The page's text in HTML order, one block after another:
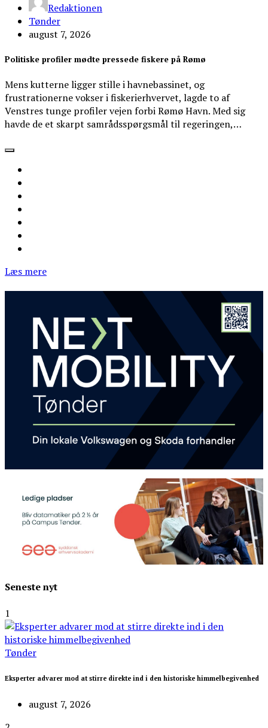
Redaktionen
Tønder
august 7, 2026
Politiske profiler mødte pressede fiskere på Rømø
Mens kutterne ligger stille i havnebassinet, og
frustrationerne vokser i fiskerierhvervet, lagde to af
Venstres tunge profiler vejen forbi Rømø Havn. Med sig
havde de et skarpt samrådsspørgsmål til regeringen,…
Læs mere
Seneste nyt
1
Tønder
Eksperter advarer mod at stirre direkte ind i den historiske himmelbegivenhed
august 7, 2026